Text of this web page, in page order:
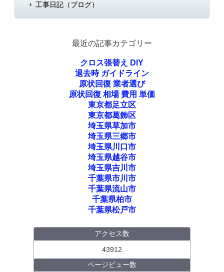
工事日記（ブログ）
最近の記事カテゴリー
クロス張替え DIY
退去時 ガイドライン
原状回復 業者選び
原状回復 相場 費用 単価
東京都足立区
東京都葛飾区
埼玉県草加市
埼玉県三郷市
埼玉県川口市
埼玉県越谷市
埼玉県吉川市
千葉県市川市
千葉県流山市
千葉県柏市
千葉県松戸市
アクセス数
43912
ページビュー数